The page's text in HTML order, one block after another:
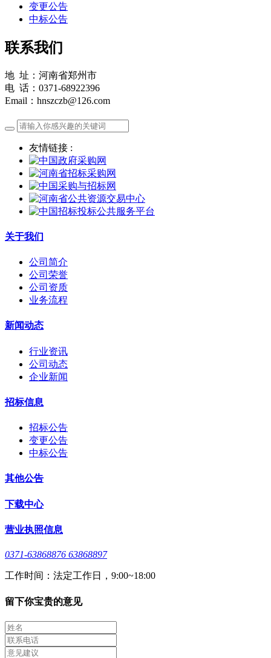
变更公告
中标公告
联系我们
地 址：河南省郑州市
电 话：0371-68922396
Email：hnszczb@126.com
友情链接 :
关于我们
公司简介
公司荣誉
公司资质
业务流程
新闻动态
行业资讯
公司动态
企业新闻
招标信息
招标公告
变更公告
中标公告
其他公告
下载中心
营业执照信息
0371-63868876 63868897
工作时间：法定工作日，9:00~18:00
留下你宝贵的意见